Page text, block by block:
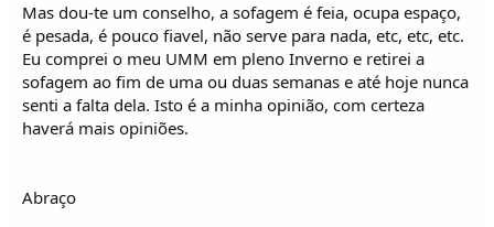
Mas dou-te um conselho, a sofagem é feia, ocupa espaço,
é pesada, é pouco fiavel, não serve para nada, etc, etc, etc.
Eu comprei o meu UMM em pleno Inverno e retirei a
sofagem ao fim de uma ou duas semanas e até hoje nunca
senti a falta dela. Isto é a minha opinião, com certeza
haverá mais opiniões.
Abraço